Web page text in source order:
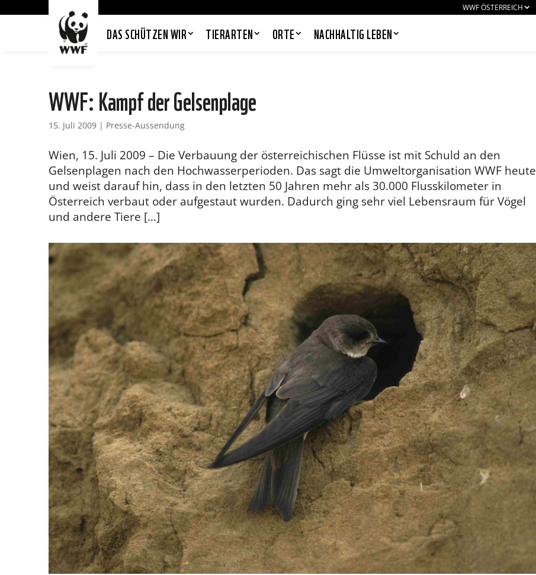
WWF ÖSTERREICH
DAS SCHÜTZEN WIR TIERARTEN ORTE NACHHALTIG LEBEN
WWF: Kampf der Gelsenplage
15. Juli 2009 | Presse-Aussendung
Wien, 15. Juli 2009 – Die Verbauung der österreichischen Flüsse ist mit Schuld an den
Gelsenplagen nach den Hochwasserperioden. Das sagt die Umweltorganisation WWF heute
und weist darauf hin, dass in den letzten 50 Jahren mehr als 30.000 Flusskilometer in
Österreich verbaut oder aufgestaut wurden. Dadurch ging sehr viel Lebensraum für Vögel
und andere Tiere […]
Cookies helfen unser Angebot
nutzerfreundlich zu gestalten & erlauben
uns eine Analyse der Zugriffe auf die
Website. Infos dazu findest du in unserer
Datenschutzerklärung. Unter
Einstellungen kannst du verwalten,
Website jederzeit widerrufen.